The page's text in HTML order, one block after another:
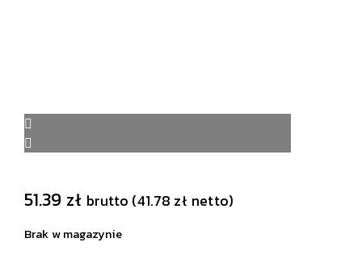
51.39 zł brutto (41.78 zł netto)
Brak w magazynie